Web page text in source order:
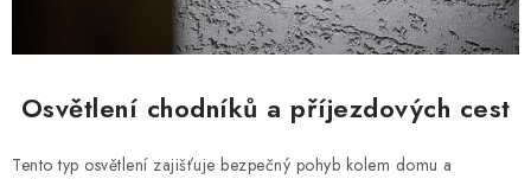
Osvětlení chodníků a příjezdových cest
Tento typ osvětlení zajišťuje bezpečný pohyb kolem domu a